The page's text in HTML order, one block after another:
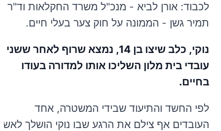
לכבוד: אורן לביא - מנכ"ל משרד החקלאות וד"ר
תמיר גשן - הממונה על חוק צער בעלי חיים.
נוקי, כלב שיצו בן 14, נמצא שרוף לאחר ששני
עובדי בית מלון השליכו אותו למדורה בעודו
בחיים.
לפי החשד והתיעוד שבידי המשטרה, אחד
העובדים אף צילם את הרגע שבו נוקי הושלך לאש.